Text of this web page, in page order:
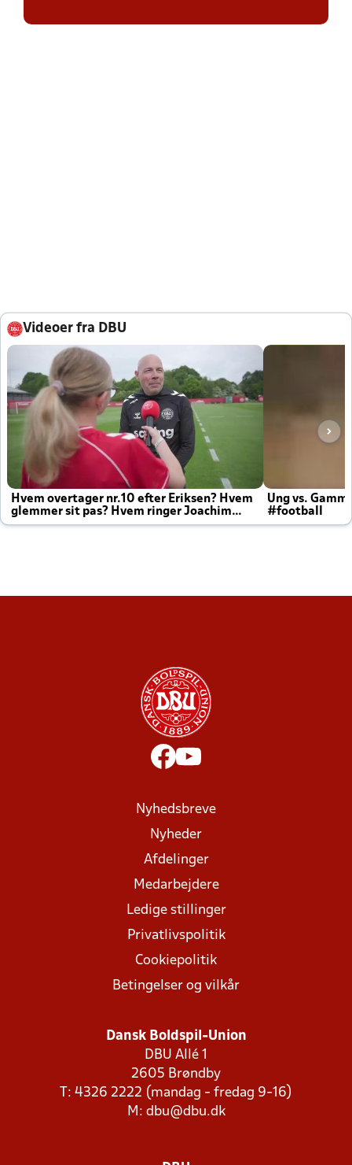
Videoer fra DBU
Hvem overtager nr.10 efter Eriksen? Hvem
glemmer sit pas? Hvem ringer Joachim
altid til efter kampe?
Ung vs.
#football
Nyhedsbreve
Nyheder
Afdelinger
Medarbejdere
Ledige stillinger
Privatlivspolitik
Cookiepolitik
Betingelser og vilkår
Dansk Boldspil-Union
DBU Allé 1
2605 Brøndby
T: 4326 2222 (mandag - fredag 9-16)
M: dbu@dbu.dk